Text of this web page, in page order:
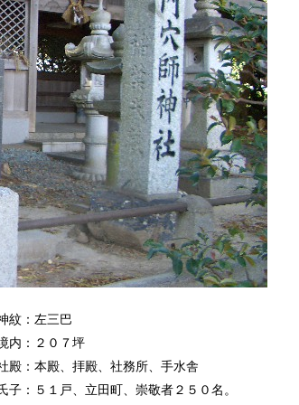
紋：左三巴
内：２０７坪
殿：本殿、拝殿、社務所、手水舎
子：５１戸、立田町、崇敬者２５０名。